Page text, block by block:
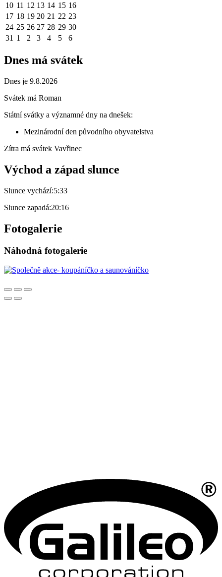
10 11 12 13 14 15 16
17 18 19 20 21 22 23
24 25 26 27 28 29 30
31 1 2 3 4 5 6
Dnes má svátek
Dnes je 9.8.2026
Svátek má Roman
Státní svátky a významné dny na dnešek:
Mezinárodní den původního obyvatelstva
Zítra má svátek Vavřinec
Východ a západ slunce
Slunce vychází:5:33
Slunce zapadá:20:16
Fotogalerie
Náhodná fotogalerie